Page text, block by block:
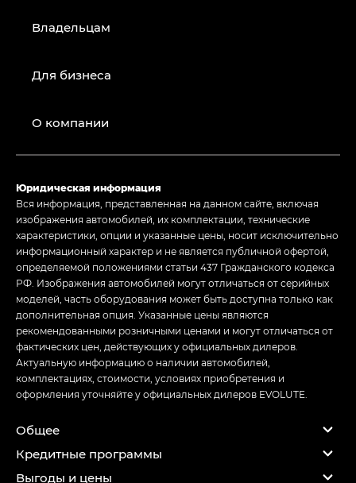
Владельцам
Для бизнеса
О компании
Юридическая информация
Вся информация, представленная на данном сайте, включая
изображения автомобилей, их комплектации, технические
характеристики, опции и указанные цены, носит исключительно
информационный характер и не является публичной офертой,
определяемой положениями статьи 437 Гражданского кодекса
РФ. Изображения автомобилей могут отличаться от серийных
моделей, часть оборудования может быть доступна только как
дополнительная опция. Указанные цены являются
рекомендованными розничными ценами и могут отличаться от
фактических цен, действующих у официальных дилеров.
Актуальную информацию о наличии автомобилей,
комплектациях, стоимости, условиях приобретения и
оформления уточняйте у официальных дилеров EVOLUTE.
Общее
Кредитные программы
Выгоды и цены